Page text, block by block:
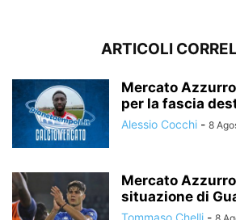
ARTICOLI
Mercato
per la fascia
Alessio Cocchi - 8
Mercato
situazione di